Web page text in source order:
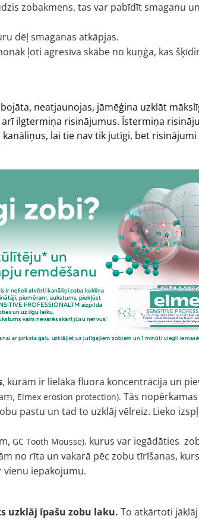
zobakmens, tas var pabīdīt smaganu
dēļ smaganas atkāpjas.
ļoti agresīva skābe no kuņģa, kas
neatjaunojas, jāmēģina uzklāt
arī ilgtermiņa risinājumus. Īstermiņa
lai tie nav tik jutīgi, bet
, kurām ir lielāka fluora koncentrācija un
Elmex erosion protection). Tās
pastu un tad to uzklāj vēlreiz. Lieko
GC Tooth Mousse), kurus var iegādāties
no rīta un vakarā pēc zobu tīrīšanas,
vienu iepakojumu.
uzklāj īpašu zobu laku. To atkārtoti